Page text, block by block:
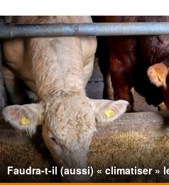
Faudra-t-il (aussi) « climatiser »